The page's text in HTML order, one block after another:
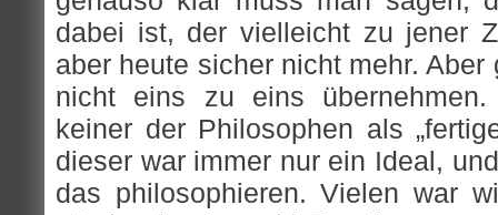
dabei ist, der vielleicht zu jener
aber heute sicher nicht mehr.
nicht eins zu eins
keiner der Philosophen als
dieser war immer nur ein Ideal,
das philosophieren. Vielen war